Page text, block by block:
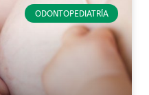
ODONTOPEDIATRÍA